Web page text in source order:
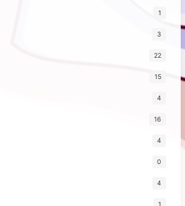
1
3
22
15
4
16
4
0
4
1